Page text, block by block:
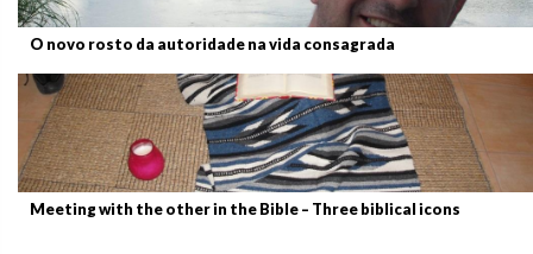
O novo rosto da autoridade na vida consagrada
Meeting with the other in the Bible – Three biblical icons